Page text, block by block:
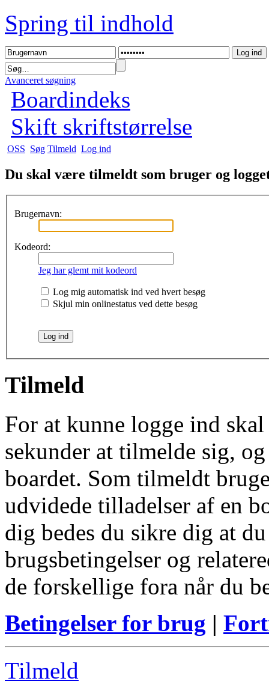
Spring til indhold
Avanceret søgning
Boardindeks
Skift skriftstørrelse
OSS Søg Tilmeld Log ind
Du skal være tilmeldt som bruger og
Brugernavn:
Kodeord:
Jeg har glemt mit kodeord
Log mig automatisk ind ved hvert besøg
Skjul min onlinestatus ved dette besøg
Tilmeld
For at kunne logge ind
sekunder at tilmelde sig,
boardet. Som tilmeldt
udvidede tilladelser af en
dig bedes du sikre dig at
brugsbetingelser og
de forskellige fora når du
Betingelser for brug |
Tilmeld